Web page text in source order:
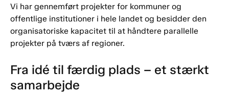
Vi har gennemført projekter for kommuner og
offentlige institutioner i hele landet og besidder den
organisatoriske kapacitet til at håndtere parallelle
projekter på tværs af regioner.
Fra idé til færdig plads – et stærkt
samarbejde